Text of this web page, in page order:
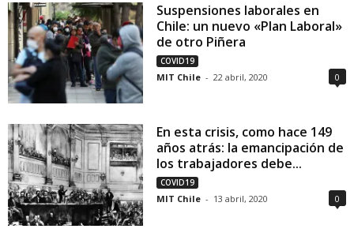
Suspensiones laborales en
Chile: un nuevo «Plan Laboral»
de otro Piñera
COVID19
MIT Chile - 22 abril, 2020 0
En esta crisis, como hace 149
años atrás: la emancipación de
los trabajadores debe...
COVID19
MIT Chile - 13 abril, 2020 0